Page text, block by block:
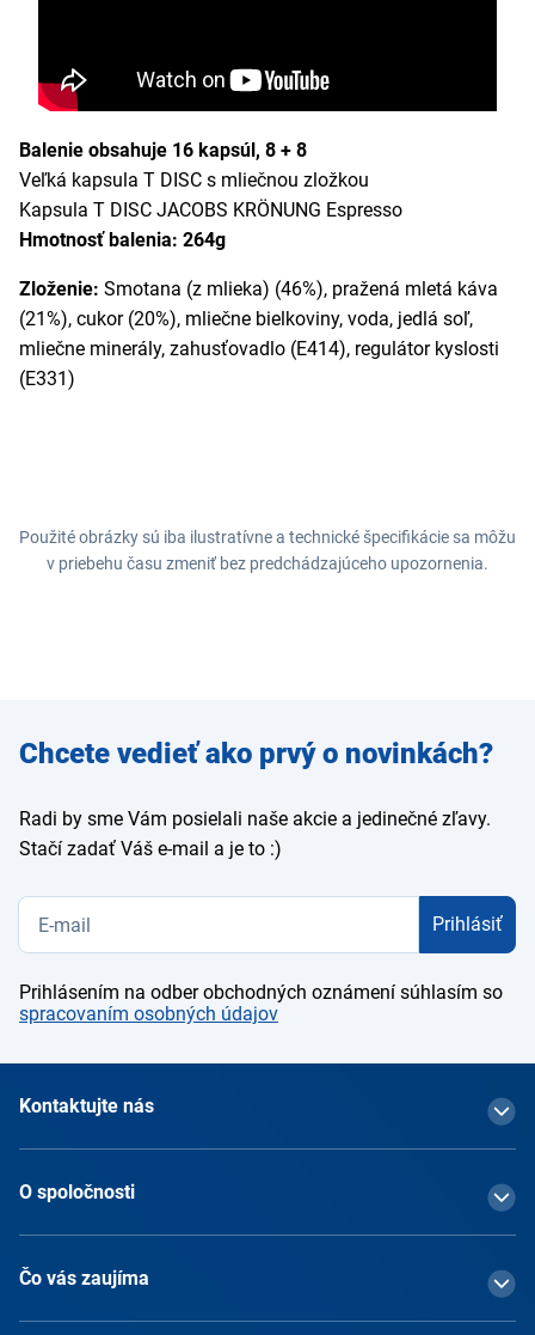
Balenie obsahuje 16 kapsúl, 8 + 8
Veľká kapsula T DISC s mliečnou zložkou
Kapsula T DISC JACOBS KRÖNUNG Espresso
Hmotnosť balenia: 264g
Zloženie: Smotana (z mlieka) (46%), pražená mletá káva
(21%), cukor (20%), mliečne bielkoviny, voda, jedlá soľ,
mliečne minerály, zahusťovadlo (E414), regulátor kyslosti
(E331)
Použité obrázky sú iba ilustratívne a technické špecifikácie sa môžu
v priebehu času zmeniť bez predchádzajúceho upozornenia.
Zadajte
e-mail
Chcete vedieť ako prvý o novinkách?
Radi by sme Vám posielali naše akcie a jedinečné zľavy.
Stačí zadať Váš e-mail a je to :)
Prihlásiť
Prihlásením na odber obchodných oznámení súhlasím so
spracovaním osobných údajov
Kontaktujte nás
O spoločnosti
Čo vás zaujíma